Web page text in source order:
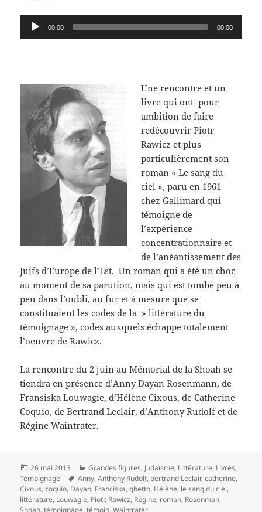
Lecteur
audio
00:00 00:00
Une rencontre et un
livre qui ont pour
ambition de faire
redécouvrir Piotr
Rawicz et plus
particulièrement son
roman « Le sang du
ciel », paru en 1961
chez Gallimard qui
témoigne de
l’expérience
concentrationnaire et
de l’anéantissement des
Juifs d’Europe de l’Est. Un roman qui a été un choc
au moment de sa parution, mais qui est tombé peu à
peu dans l’oubli, au fur et à mesure que se
constituaient les codes de la » littérature du
témoignage », codes auxquels échappe totalement
l’oeuvre de Rawicz.
La rencontre du 2 juin au Mémorial de la Shoah se
tiendra en présence d’Anny Dayan Rosenmann, de
Fransiska Louwagie, d’Hélène Cixous, de Catherine
Coquio, de Bertrand Leclair, d’Anthony Rudolf et de
Régine Waintrater.
Publié
le
26 mai 2013 Catégories
Grandes figures, Judaïsme, Littérature, Livres,
Témoignage
Mots-
clés
Anny,Anthony Rudolf, bertrand Leclair,catherine,
Cixous,coquio, Dayan, Franciska,ghetto, Hélène, le sang du ciel,
littérature, Louwagie, Piotr, Rawicz, Régine, roman, Rosenman,
Shoah,témoignage,témoin,Waintrater